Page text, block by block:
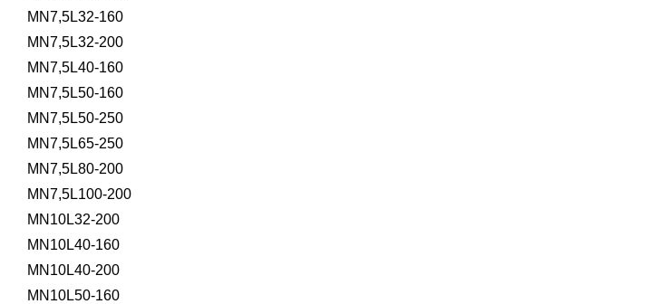
MN7,5L32-160
MN7,5L32-200
MN7,5L40-160
MN7,5L50-160
MN7,5L50-250
MN7,5L65-250
MN7,5L80-200
MN7,5L100-200
MN10L32-200
MN10L40-160
MN10L40-200
MN10L50-160